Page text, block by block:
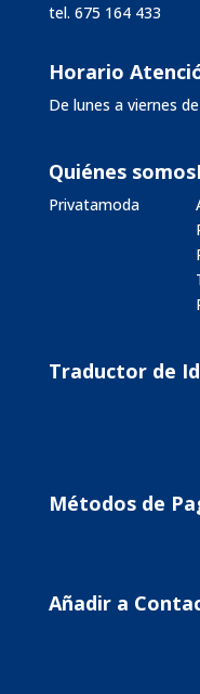
tel. 675 164 433
Horario
De lunes a viernes
Quiénes somos
Privatamoda
Traductor de
Métodos de
Añadir a